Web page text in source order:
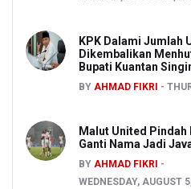
KPK Dalami Jumlah
Dikembalikan
Bupati Kuantan
BY AHMAD FIKRI
Malut United Pindah
Ganti Nama Jadi
BY AHMAD FIKRI
WEDNESDAY, AUGUST